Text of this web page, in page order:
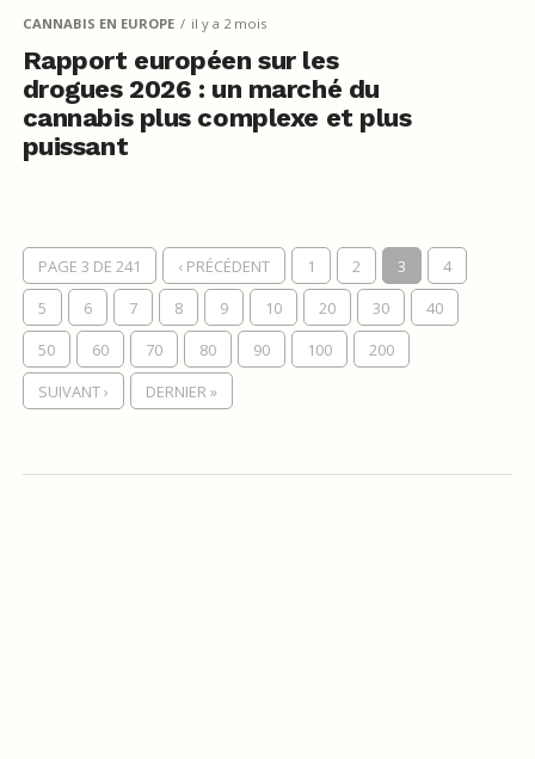
CANNABIS EN EUROPE il y a 2 mois
Rapport européen sur les
drogues 2026 : un marché du
cannabis plus complexe et plus
puissant
PAGE 3 DE 241 ‹ PRÉCÉDENT 1 2 3
4
5
6 7 8 9 10 20 30
40
50
60 70 80 90 100
200
SUIVANT ›
DERNIER »